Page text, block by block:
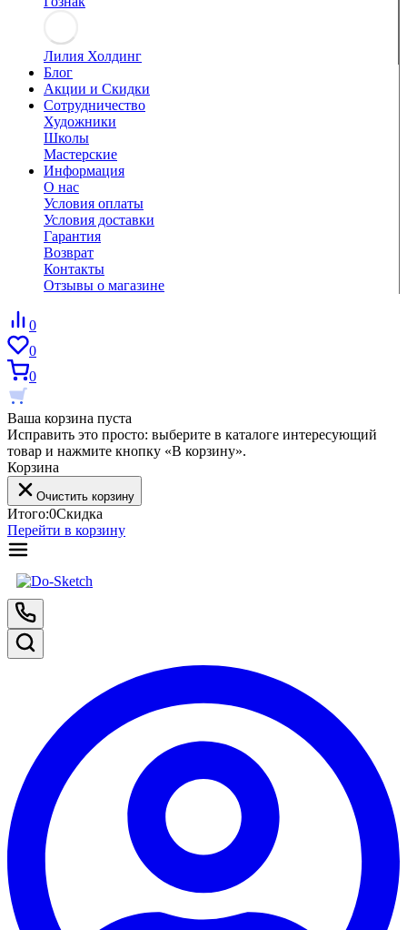
Лилия Холдинг
Блог
Акции и Скидки
Сотрудничество
Художники
Школы
Мастерские
Информация
О нас
Условия оплаты
Условия доставки
Гарантия
Возврат
Контакты
Отзывы о магазине
0
0
0
Ваша корзина пуста
Исправить это просто: выберите в каталоге интересующий
товар и нажмите кнопку «В корзину».
Корзина
Очистить корзину
Итого:0Скидка
Перейти в корзину